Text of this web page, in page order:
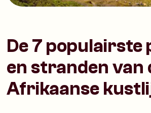
De 7 populairste
en stranden van
Afrikaanse